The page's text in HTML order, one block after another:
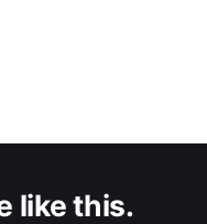
like this.